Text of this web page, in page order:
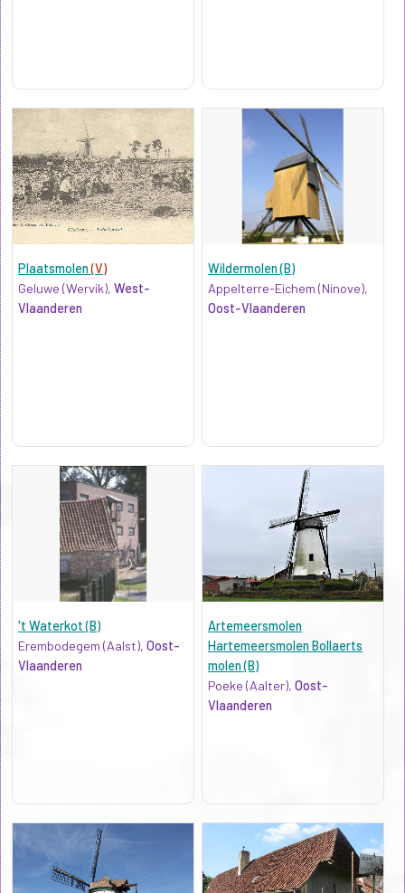
Plaatsmolen(V)
Geluwe (Wervik), West-
Vlaanderen
Wildermolen (B)
Appelterre-Eichem (Ninove),
Oost-Vlaanderen
't Waterkot (B)
Erembodegem (Aalst), Oost-
Vlaanderen
Artemeersmolen
Hartemeersmolen Bollaerts
molen (B)
Poeke (Aalter),Oost-
Vlaanderen